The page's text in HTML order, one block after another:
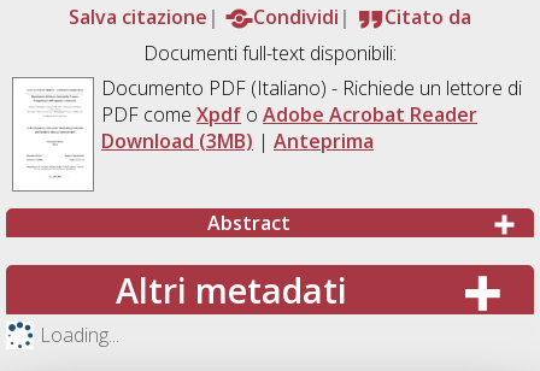
Salva citazione
Condividi
Citato da
Documenti full-text disponibili:
Documento PDF(Italiano) - Richiede un lettore di
PDF come Xpdfo Adobe Acrobat Reader
Download (3MB) | Anteprima
Abstract
Altri metadati
Loading...